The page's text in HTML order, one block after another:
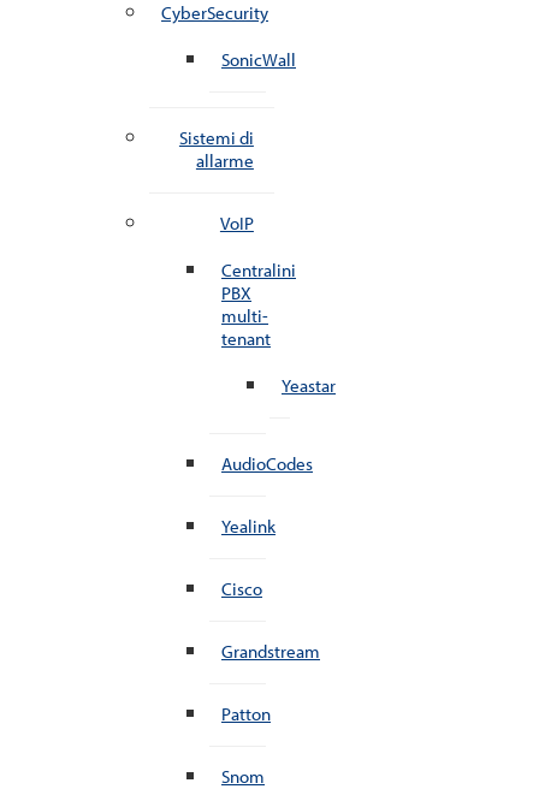
CyberSecurity
SonicWall
Sistemi di
allarme
VoIP
Centralini
PBX
multi-
tenant
Yeastar
AudioCodes
Yealink
Cisco
Grandstream
Patton
Snom